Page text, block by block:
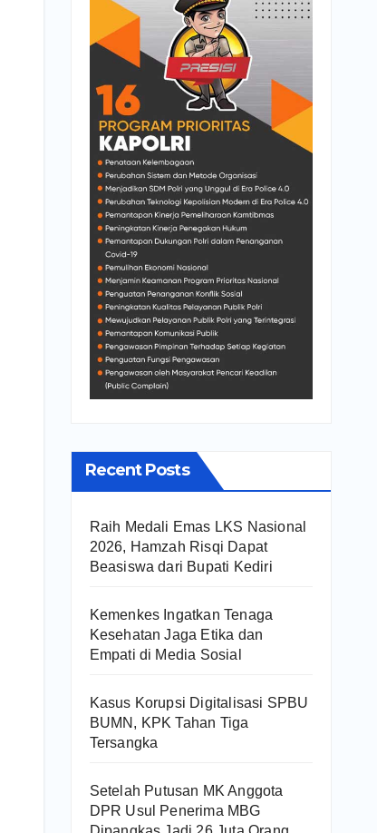
Recent Posts
Raih Medali Emas LKS Nasional
2026, Hamzah Risqi Dapat
Beasiswa dari Bupati Kediri
Kemenkes Ingatkan Tenaga
Kesehatan Jaga Etika dan
Empati di Media Sosial
Kasus Korupsi Digitalisasi SPBU
BUMN, KPK Tahan Tiga
Tersangka
Setelah Putusan MK Anggota
DPR Usul Penerima MBG